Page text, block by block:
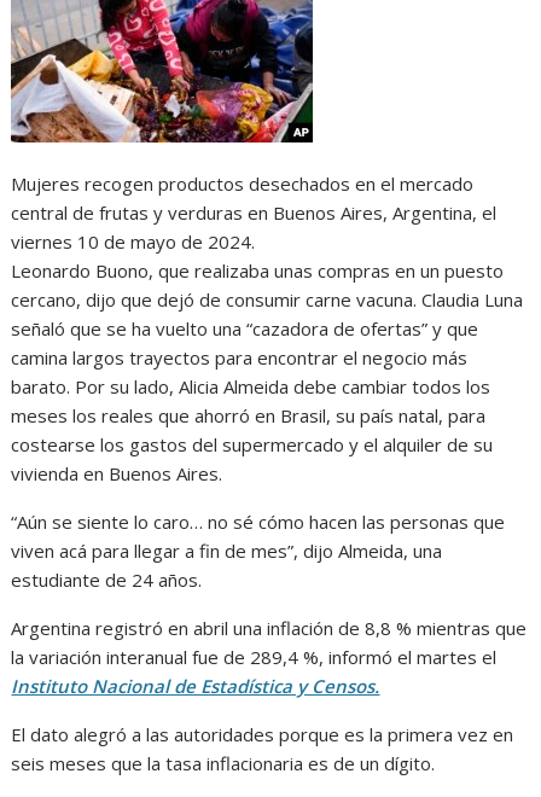
Mujeres recogen productos desechados en el mercado
central de frutas y verduras en Buenos Aires, Argentina, el
viernes 10 de mayo de 2024.
Leonardo Buono, que realizaba unas compras en un puesto
cercano, dijo que dejó de consumir carne vacuna. Claudia Luna
señaló que se ha vuelto una “cazadora de ofertas” y que
camina largos trayectos para encontrar el negocio más
barato. Por su lado, Alicia Almeida debe cambiar todos los
meses los reales que ahorró en Brasil, su país natal, para
costearse los gastos del supermercado y el alquiler de su
vivienda en Buenos Aires.
“Aún se siente lo caro… no sé cómo hacen las personas que
viven acá para llegar a fin de mes”, dijo Almeida, una
estudiante de 24 años.
Argentina registró en abril una inflación de 8,8 % mientras que
la variación interanual fue de 289,4 %, informó el martes el
Instituto Nacional de Estadística y Censos.
El dato alegró a las autoridades porque es la primera vez en
seis meses que la tasa inflacionaria es de un dígito.